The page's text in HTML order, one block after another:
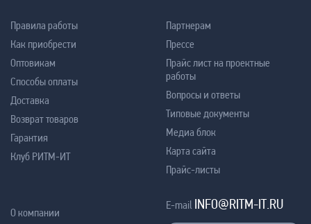
Правила работы
Как приобрести
Оптовикам
Способы оплаты
Доставка
Возврат товаров
Гарантия
Клуб РИТМ-ИТ
Партнерам
Прессе
Прайс лист на проектные
работы
Вопросы и ответы
Типовые документы
Медиа блок
Карта сайта
Прайс-листы
О компании
E-mail INFO@RITM-IT.RU